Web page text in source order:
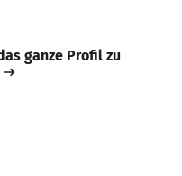
ganze Profil zu